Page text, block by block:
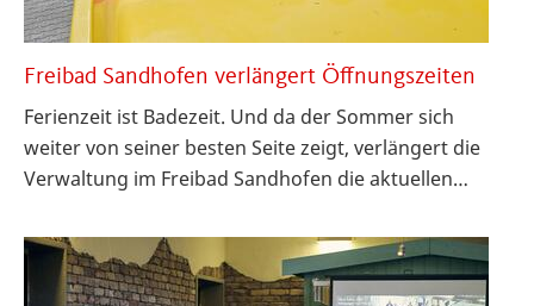
Freibad Sandhofen verlängert Öffnungszeiten
Ferienzeit ist Badezeit. Und da der Sommer sich
weiter von seiner besten Seite zeigt, verlängert die
Verwaltung im Freibad Sandhofen die aktuellen…